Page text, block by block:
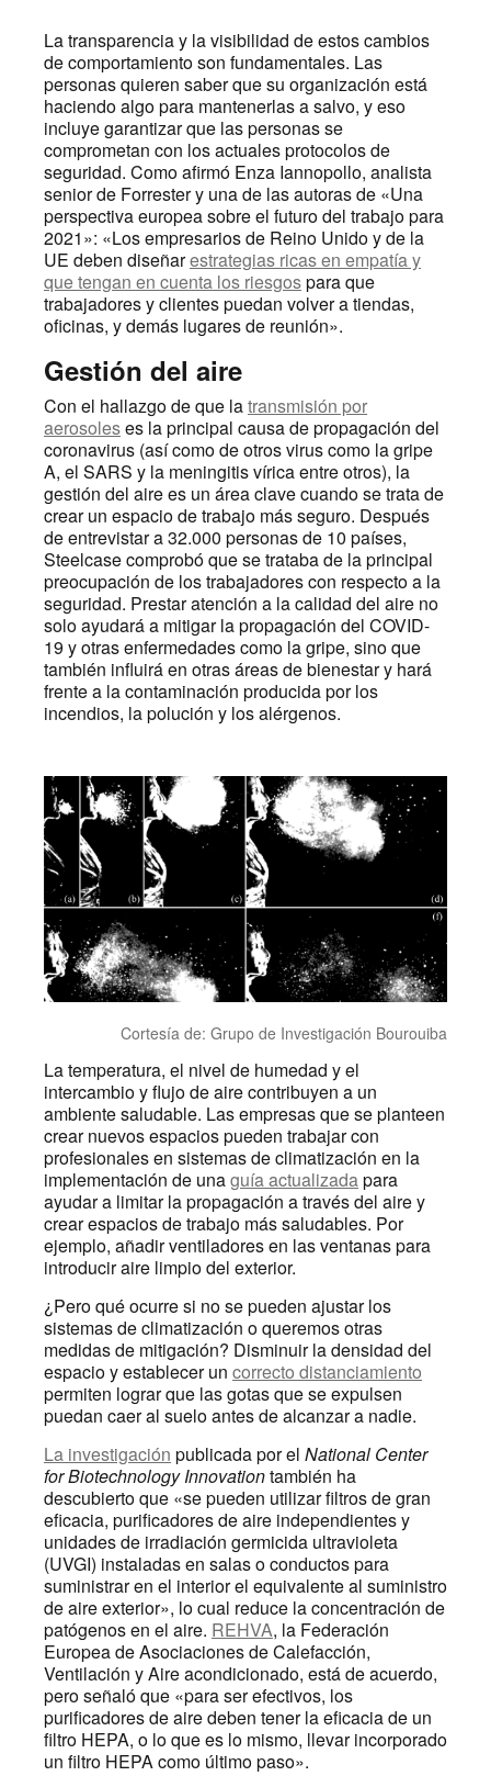
La transparencia y la visibilidad de estos cambios
de comportamiento son fundamentales. Las
personas quieren saber que su organización está
haciendo algo para mantenerlas a salvo, y eso
incluye garantizar que las personas se
comprometan con los actuales protocolos de
seguridad. Como afirmó Enza Iannopollo, analista
senior de Forrester y una de las autoras de «Una
perspectiva europea sobre el futuro del trabajo para
2021»: «Los empresarios de Reino Unido y de la
UE deben diseñarestrategias ricas en empatía y
que tengan en cuenta los riesgospara que
trabajadores y clientes puedan volver a tiendas,
oficinas, y demás lugares de reunión».
Gestión del aire
Con el hallazgo de que latransmisión por
aerosoleses la principal causa de propagación del
coronavirus (así como de otros virus como la gripe
A, el SARS y la meningitis vírica entre otros), la
gestión del aire es un área clave cuando se trata de
crear un espacio de trabajo más seguro. Después
de entrevistar a 32.000 personas de 10 países,
Steelcase comprobó que se trataba de la principal
preocupación de los trabajadores con respecto a la
seguridad. Prestar atención a la calidad del aire no
solo ayudará a mitigar la propagación del COVID-
19 y otras enfermedades como la gripe, sino que
también influirá en otras áreas de bienestar y hará
frente a la contaminación producida por los
incendios, la polución y los alérgenos.
Cortesía de: Grupo de Investigación Bourouiba
La temperatura, el nivel de humedad y el
intercambio y flujo de aire contribuyen a un
ambiente saludable. Las empresas que se planteen
crear nuevos espacios pueden trabajar con
profesionales en sistemas de climatización en la
implementación de unaguía actualizadapara
ayudar a limitar la propagación a través del aire y
crear espacios de trabajo más saludables. Por
ejemplo, añadir ventiladores en las ventanas para
introducir aire limpio del exterior.
¿Pero qué ocurre si no se pueden ajustar los
sistemas de climatización o queremos otras
medidas de mitigación? Disminuir la densidad del
espacio y establecer un correcto distanciamiento
permiten lograr que las gotas que se expulsen
puedan caer al suelo antes de alcanzar a nadie.
La investigación publicada por el National Center
for Biotechnology Innovationtambién ha
descubierto que «se pueden utilizar filtros de gran
eficacia, purificadores de aire independientes y
unidades de irradiación germicida ultravioleta
(UVGI) instaladas en salas o conductos para
suministrar en el interior el equivalente al suministro
de aire exterior», lo cual reduce la concentración de
patógenos en el aire. REHVA, la Federación
Europea de Asociaciones de Calefacción,
Ventilación y Aire acondicionado, está de acuerdo,
pero señaló que «para ser efectivos, los
purificadores de aire deben tener la eficacia de un
filtro HEPA, o lo que es lo mismo, llevar incorporado
un filtro HEPA como último paso».